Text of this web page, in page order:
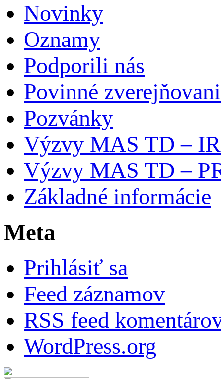
Novinky
Oznamy
Podporili nás
Povinné
Pozvánky
Výzvy MAS TD –
Výzvy MAS TD –
Základné informácie
Meta
Prihlásiť sa
Feed záznamov
RSS feed
WordPress.org